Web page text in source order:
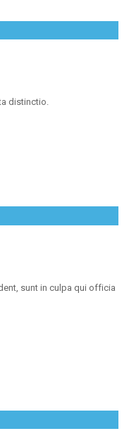
distinctio.
sunt in culpa qui officia